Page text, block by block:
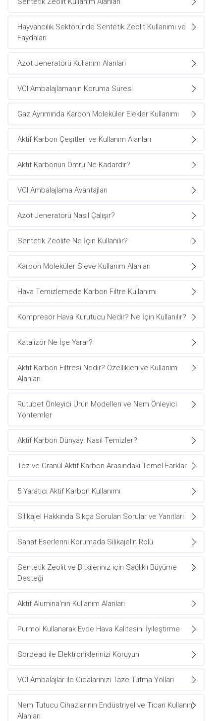
Hayvancılık Sektöründe Sentetik Zeolit Kullanımı ve
Faydaları
Azot Jeneratörü Kullanım Alanları
VCI Ambalajlamanın Koruma Süresi
Gaz Ayrımında Karbon Moleküler Elekler Kullanımı
Aktif Karbon Çeşitleri ve Kullanım Alanları
Aktif Karbonun Ömrü Ne Kadardır?
VCI Ambalajlama Avantajları
Azot Jeneratörü Nasıl Çalışır?
Sentetik Zeolite Ne İçin Kullanılır?
Karbon Moleküler Sieve Kullanım Alanları
Hava Temizlemede Karbon Filtre Kullanımı
Kompresör Hava Kurutucu Nedir? Ne İçin Kullanılır?
Katalizör Ne İşe Yarar?
Aktif Karbon Filtresi Nedir? Özellikleri ve Kullanım
Alanları
Rutubet Önleyici Ürün Modelleri ve Nem Önleyici
Yöntemler
Aktif Karbon Dünyayı Nasıl Temizler?
Toz ve Granül Aktif Karbon Arasındaki Temel Farklar
5 Yaratıcı Aktif Karbon Kullanımı
Silikajel Hakkında Sıkça Sorulan Sorular ve Yanıtları
Sanat Eserlerini Korumada Silikajelin Rolü
Sentetik Zeolit ve Bitkileriniz için Sağlıklı Büyüme
Desteği
Aktif Alumina'nın Kullanım Alanları
Purmol Kullanarak Evde Hava Kalitesini İyileştirme
Sorbead ile Elektroniklerinizi Koruyun
VCI Ambalajlar ile Gıdalarınızı Taze Tutma Yolları
Nem Tutucu Cihazlarının Endüstriyel ve Ticari Kullanım
Alanları